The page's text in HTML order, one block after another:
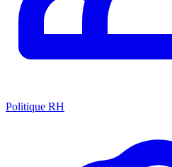
Politique RH